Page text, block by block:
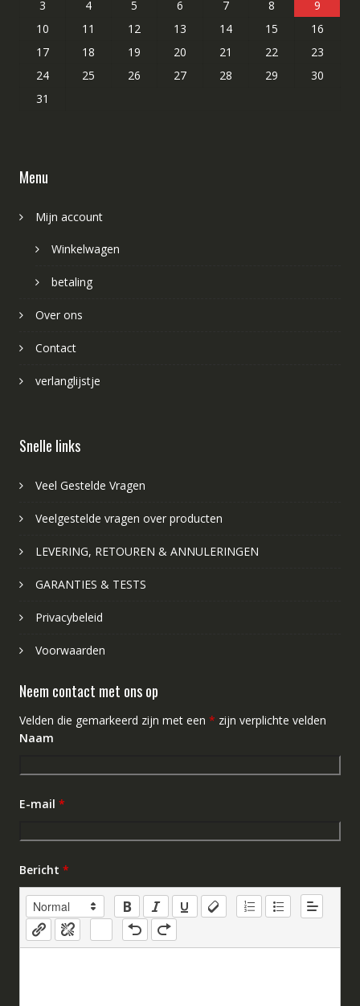
3
4 5 6 7 8
9
10
11 12 13 14 15
16
17
18 19 20 21 22
23
24
25 26 27 28 29
30
31
Menu
Mijn account
Winkelwagen
betaling
Over ons
Contact
verlanglijstje
Snelle links
Veel Gestelde Vragen
Veelgestelde vragen over producten
LEVERING, RETOUREN & ANNULERINGEN
GARANTIES & TESTS
Privacybeleid
Voorwaarden
Neem contact met ons op
Velden die gemarkeerd zijn met een * zijn verplichte velden
Naam
E-mail *
Bericht *